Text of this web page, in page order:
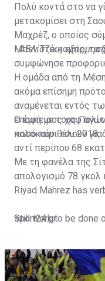
Πολύ κοντά στο να
μετακομίσει στη
Μαχρέζ, ο οποίος
Μπεν Τζέικομπς, τα
συμφώνησε
•ΑΕΛίστικη
Η ομάδα από τη
ακόμα επίσημη
αναμένεται εντός
επαφή με τους
ποσό που θέλουν για
Ο έμπειρος χαφ
καλοκαίρι του
αντί περίπου 68
Με τη φανέλα της
απολογισμό 78 γκολ
Riyad Mahrez has
Still work to be done
Not a done deal yet,
Al-Ahli hope to
sport24.gr